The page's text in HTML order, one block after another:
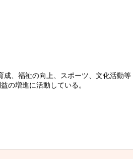
、福祉の向上、スポーツ、文化活動等
の増進に活動している。